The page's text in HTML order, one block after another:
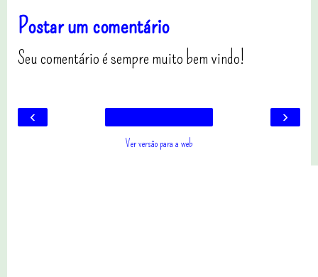
Postar um comentário
Seu comentário é sempre muito bem vindo!
‹ ›
Ver versão para a web